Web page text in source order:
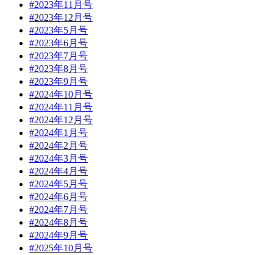
#2023年11月号
#2023年12月号
#2023年5月号
#2023年6月号
#2023年7月号
#2023年8月号
#2023年9月号
#2024年10月号
#2024年11月号
#2024年12月号
#2024年1月号
#2024年2月号
#2024年3月号
#2024年4月号
#2024年5月号
#2024年6月号
#2024年7月号
#2024年8月号
#2024年9月号
#2025年10月号